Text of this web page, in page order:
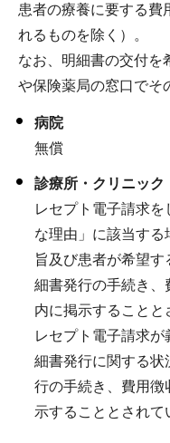
患者の療養に要する費
れるものを除く）。
なお、明細書の交付を
や保険薬局の窓口でそ
病院
無償
診療所・クリニック
レセプト電子請求
な理由」に該当する
旨及び患者が希望
細書発行の手続き、
内に掲示することと
レセプト電子請求
細書発行に関する状
行の手続き、費用徴
示することとされて